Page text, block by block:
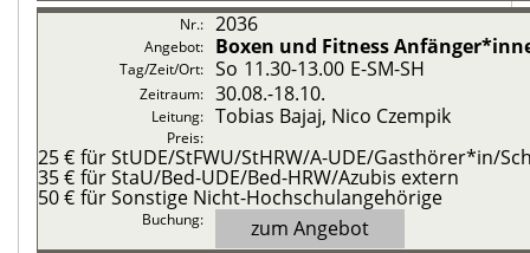
2036
Boxen und Fitness
So 11.30-13.00 E-SM-SH
30.08.-18.10.
Tobias Bajaj, Nico Czempik
25 € für StUDE/StFWU/StHRW/A-UDE/Gasthörer*in/
35 € für StaU/Bed-UDE/Bed-HRW/Azubis extern
50 € für Sonstige Nicht-Hochschulangehörige
zum Angebot